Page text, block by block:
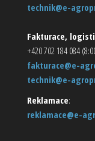
technik@e-
Fakturace,
+420 702 184 084
fakturace@e-
technik@e-
Reklamace:
reklamace@e-